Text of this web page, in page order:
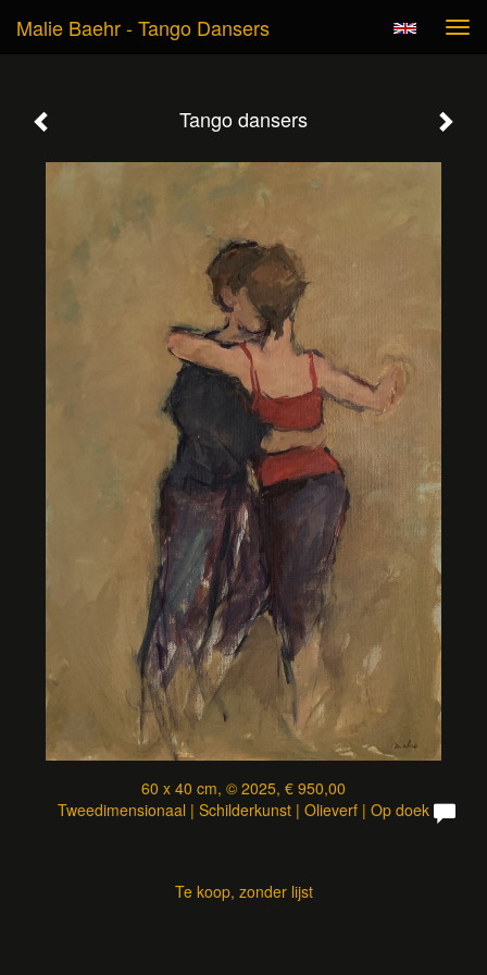
Malie Baehr - Tango Dansers
Tango dansers
60 x 40 cm, © 2025, € 950,00
Tweedimensionaal | Schilderkunst | Olieverf | Op doek
Te koop, zonder lijst